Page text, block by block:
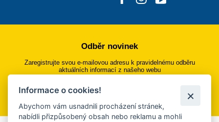
Odběr novinek
Zaregistrujte svou e-mailovou adresu k pravidelnému odběru
aktuálních informací z našeho webu
Přihlásit se k odběru
Informace o cookies!
Abychom vám usnadnili procházení stránek,
nabídli přizpůsobený obsah nebo reklamu a mohli